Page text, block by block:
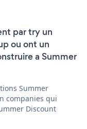
par try un
ou ont un
a Summer
Summer
companies qui
Discount